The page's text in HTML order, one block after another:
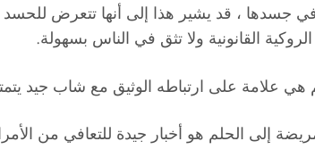
في جسدها ، قد يشير هذا إلى أنها تتعرض
القانونية ولا تثق في الناس بسهولة.
هي علامة على ارتباطه الوثيق مع شاب جيد
إلى الحلم هو أخبار جيدة للتعافي من